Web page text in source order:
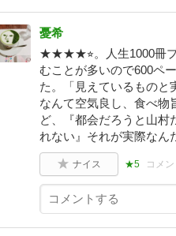
憂希
★★★★⭐︎。人生1000冊プ
むことが多いので600ペ
た。「見えているものと
なんて空気良し、食べ物
ど、『都会だろうと山村
れない』それが実際なん
ナイス ★5 コメ